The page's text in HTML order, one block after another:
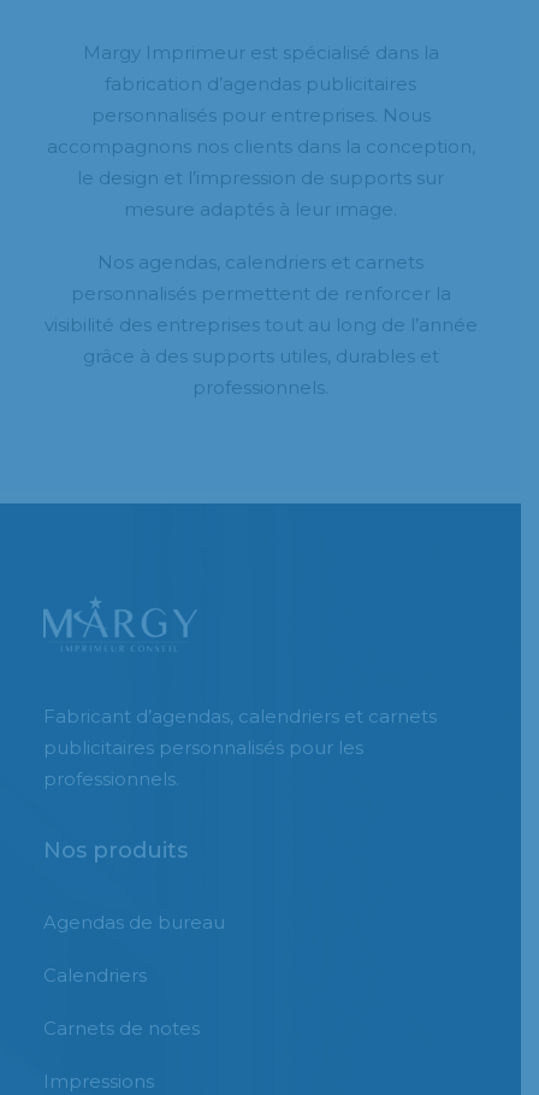
Margy Imprimeur est spécialisé dans la
fabrication d’agendas publicitaires
personnalisés pour entreprises. Nous
accompagnons nos clients dans la conception,
le design et l’impression de supports sur
mesure adaptés à leur image.
Nos agendas, calendriers et carnets
personnalisés permettent de renforcer la
visibilité des entreprises tout au long de l’année
grâce à des supports utiles, durables et
professionnels.
Fabricant d’agendas, calendriers et carnets
publicitaires personnalisés pour les
professionnels.
Nos produits
Agendas de bureau
Calendriers
Carnets de notes
Impressions